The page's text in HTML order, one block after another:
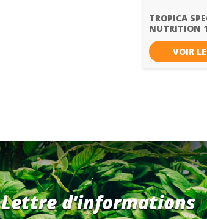
TROPICA
NUTRITION
VOIR
Lettre d'informations